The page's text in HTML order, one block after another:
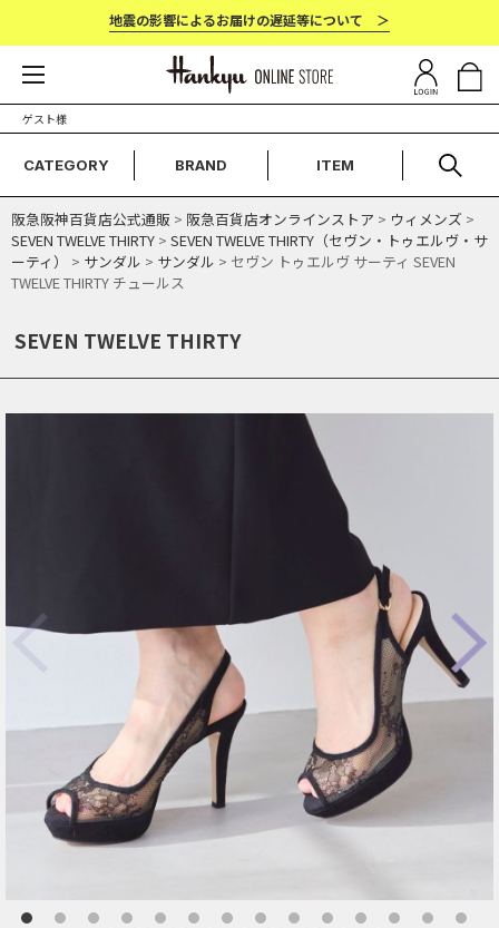
地震の影響によるお届けの遅延等について ＞
ゲスト様
CATEGORY BRAND ITEM
阪急阪神百貨店公式通販 > 阪急百貨店オンラインストア > ウィメンズ >
SEVEN TWELVE THIRTY > SEVEN TWELVE THIRTY（セヴン・トゥエルヴ・サ
ーティ）
> サンダル > サンダル > セヴン トゥエルヴ サーティ SEVEN
TWELVE THIRTY チュールス
SEVEN TWELVE THIRTY